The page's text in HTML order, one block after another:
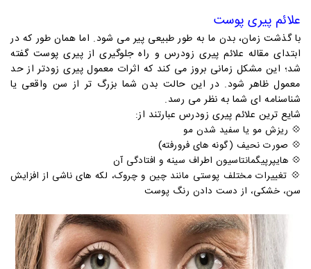
علائم پیری پوست
با گذشت زمان، بدن ما به طور طبیعی پیر می شود. اما همان طور که در
ابتدای مقاله علائم پیری زودرس و راه جلوگیری از پیری پوست گفته
شد؛ این مشکل زمانی بروز می کند که اثرات معمول پیری زودتر از حد
معمول ظاهر شود. در این حالت بدن شما بزرگ تر از سن واقعی یا
شناسنامه ای شما به نظر می رسد.
شایع ترین علائم پیری زودرس عبارتند از:
💠 ریزش مو یا سفید شدن مو
💠 صورت نحیف (گونه های فرورفته)
💠 هایپرپیگمانتاسیون اطراف سینه و افتادگی آن
💠 تغییرات مختلف پوستی مانند چین و چروک، لکه های ناشی از افزایش
سن، خشکی، از دست دادن رنگ پوست